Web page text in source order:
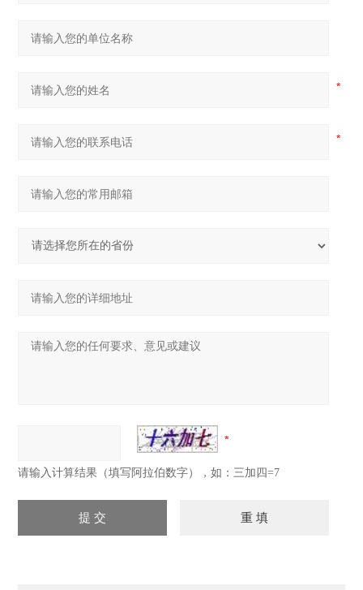
请输入计算结果（填写阿拉伯数字），如：三加四=7